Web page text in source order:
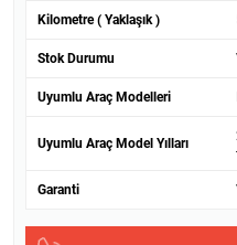
Kilometre ( Yaklaşık )
Stok Durumu
Uyumlu Araç Modelleri
Uyumlu Araç Model Yılları
Garanti